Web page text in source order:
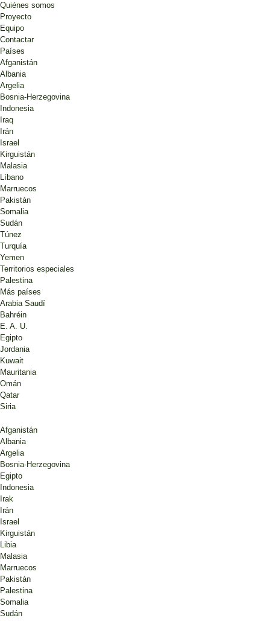
Quiénes somos
Proyecto
Equipo
Contactar
Países
Afganistán
Albania
Argelia
Bosnia-Herzegovina
Indonesia
Iraq
Irán
Israel
Kirguistán
Malasia
Líbano
Marruecos
Pakistán
Somalia
Sudán
Túnez
Turquía
Yemen
Territorios especiales
Palestina
Más países
Arabia Saudí
Bahréin
E. A. U.
Egipto
Jordania
Kuwait
Mauritania
Omán
Qatar
Siria
Afganistán
Albania
Argelia
Bosnia-Herzegovina
Egipto
Indonesia
Irak
Irán
Israel
Kirguistán
Libia
Malasia
Marruecos
Pakistán
Palestina
Somalia
Sudán